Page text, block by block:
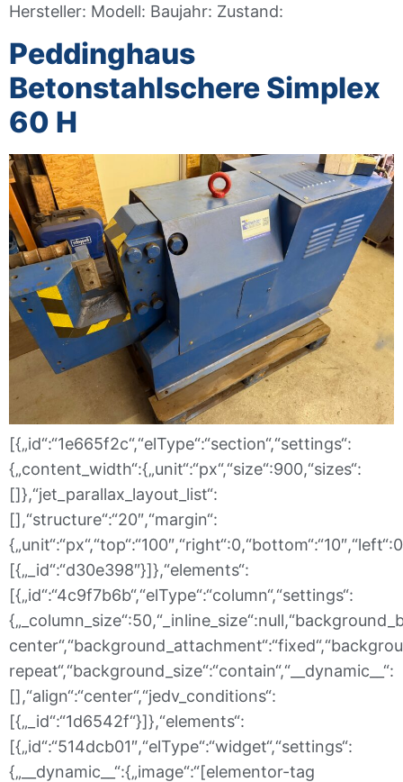
Hersteller: Modell: Baujahr: Zustand:
Peddinghaus
Betonstahlschere Simplex
60 H
[{„id“:“1e665f2c“,“elType“:“section“,“settings“:
{„content_width“:{„unit“:“px“,“size“:900,“sizes“:
[]},“jet_parallax_layout_list“:
[],“structure“:“20″,“margin“:
[{„_id“:“d30e398″}]},“elements“:
[{„id“:“4c9f7b6b“,“elType“:“column“,“settings“:
repeat“,“background_size“:“contain“,“__dynamic__“:
[],“align“:“center“,“jedv_conditions“:
[{„_id“:“1d6542f“}]},“elements“:
[{„id“:“514dcb01″,“elType“:“widget“,“settings“:
{„__dynamic__“:{„image“:“[elementor-tag